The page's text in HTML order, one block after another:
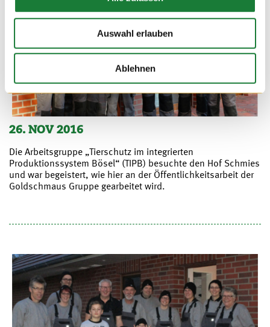
Auswahl erlauben
Ablehnen
26. NOV 2016
Die Arbeitsgruppe „Tierschutz im integrierten
Produktionssystem Bösel“ (TIPB) besuchte den Hof Schmies
und war begeistert, wie hier an der Öffentlichkeitsarbeit der
Goldschmaus Gruppe gearbeitet wird.